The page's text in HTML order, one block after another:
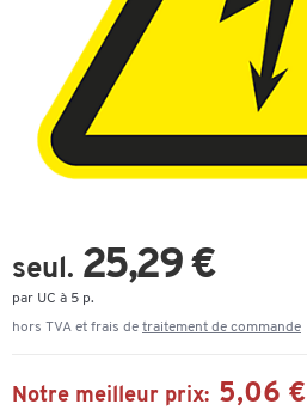
seul. 25,29 €
par UC à 5 p.
hors TVA et frais de traitement de commande
Notre meilleur prix: 5,06 €